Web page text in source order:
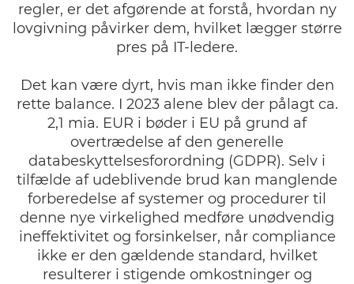
regler, er det afgørende at forstå, hvordan ny
lovgivning påvirker dem, hvilket lægger større
pres på IT-ledere.
Det kan være dyrt, hvis man ikke finder den
rette balance. I 2023 alene blev der pålagt ca.
2,1 mia. EUR i bøder i EU på grund af
overtrædelse af den generelle
databeskyttelsesforordning (GDPR). Selv i
tilfælde af udeblivende brud kan manglende
forberedelse af systemer og procedurer til
denne nye virkelighed medføre unødvendig
ineffektivitet og forsinkelser, når compliance
ikke er den gældende standard, hvilket
resulterer i stigende omkostninger og